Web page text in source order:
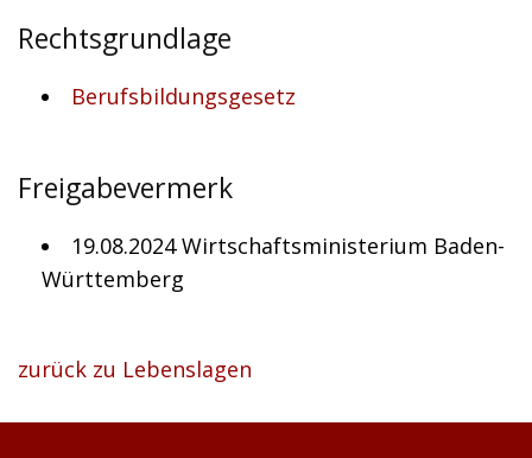
Rechtsgrundlage
Berufsbildungsgesetz
Freigabevermerk
19.08.2024 Wirtschaftsministerium Baden-
Württemberg
zurück zu Lebenslagen